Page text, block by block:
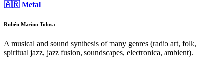
🇦🇷 Metal
Rubén Marino Tolosa
A musical and sound synthesis of many genres (radio art, folk,
spiritual jazz, jazz fusion, soundscapes, electronica, ambient).